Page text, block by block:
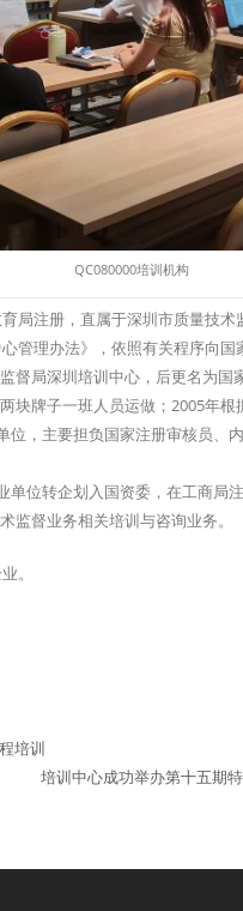
QC080000培训机构
局注册，直属于深圳市质量技术
管理办法》，依照有关程序向
督局深圳培训中心，后更名为
牌子一班人员运做；2005年根
，主要担负国家注册审核员、
位转企划入国资委，在工商局
监督业务相关培训与咨询业务。
。
培训
培训中心成功举办第十五期